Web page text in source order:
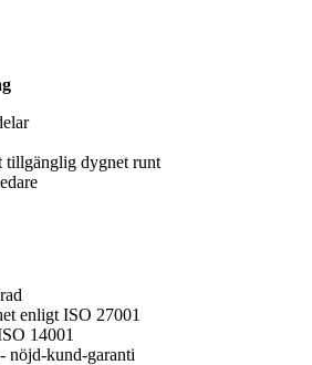
tillgänglig dygnet runt
enligt ISO 27001
14001
nöjd-kund-garanti